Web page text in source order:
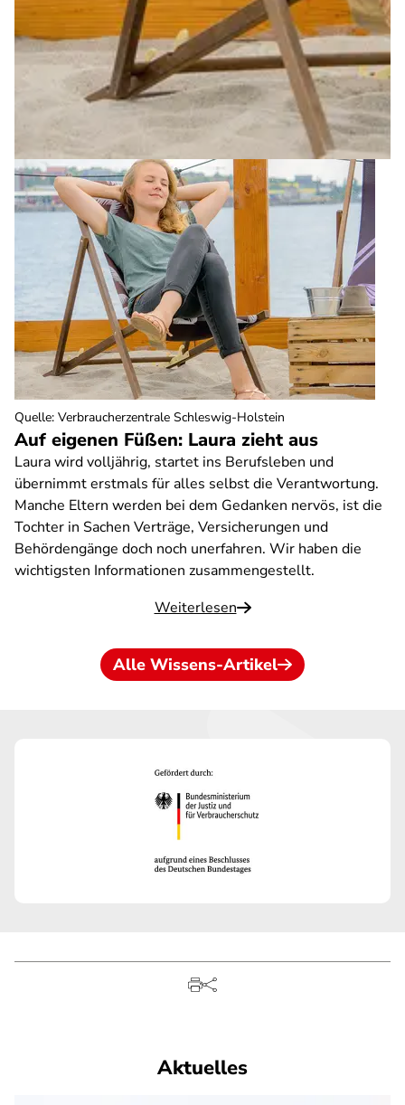
Auf eigenen Füßen: Laura zieht aus
Laura wird volljährig, startet ins Berufsleben und
übernimmt erstmals für alles selbst die Verantwortung.
Manche Eltern werden bei dem Gedanken nervös, ist die
Tochter in Sachen Verträge, Versicherungen und
Behördengänge doch noch unerfahren. Wir haben die
wichtigsten Informationen zusammengestellt.
Weiterlesen
Quelle: Verbraucherzentrale Schleswig-Holstein
Alle Wissens-Artikel
Aktuelles